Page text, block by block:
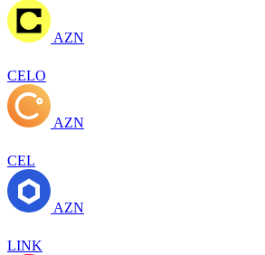
AZN
CELO
AZN
CEL
AZN
LINK